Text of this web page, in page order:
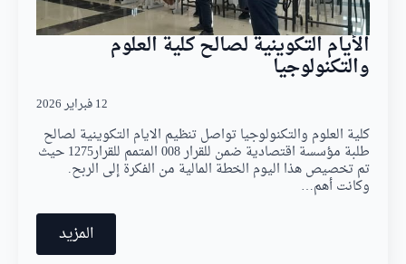
الأيام التكوينية لصالح كلية العلوم
والتكنولوجيا
12 فبراير 2026
كلية العلوم والتكنولوجيا تواصل تنظيم الايام التكوينية لصالح
طلبة مؤسسة اقتصادية ضمن للقرار 008 المتمم للقرار1275 حيث
تم تخصيص هذا اليوم الخطة المالية من الفكرة إلى الربح. ​
وكانت أهم…
المزيد